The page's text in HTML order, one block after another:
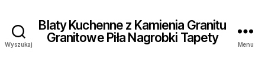
Wyszukaj
Blaty Kuchenne z Kamienia Granitu
Granitowe Piła Nagrobki Tapety
Menu